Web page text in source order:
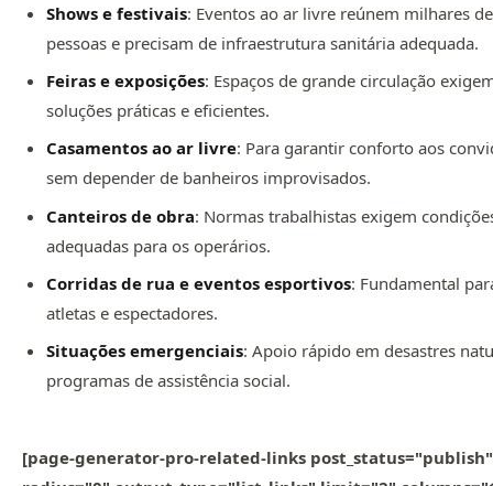
Shows e festivais: Eventos ao ar livre reúnem milhares de
pessoas e precisam de infraestrutura sanitária adequada.
Feiras e exposições: Espaços de grande circulação
soluções práticas e eficientes.
Casamentos ao ar livre: Para garantir conforto aos
sem depender de banheiros improvisados.
Canteiros de obra: Normas trabalhistas exigem
adequadas para os operários.
Corridas de rua e eventos esportivos: Fundamental
atletas e espectadores.
Situações emergenciais: Apoio rápido em desastres
programas de assistência social.
[page-generator-pro-related-links post_status="publish"